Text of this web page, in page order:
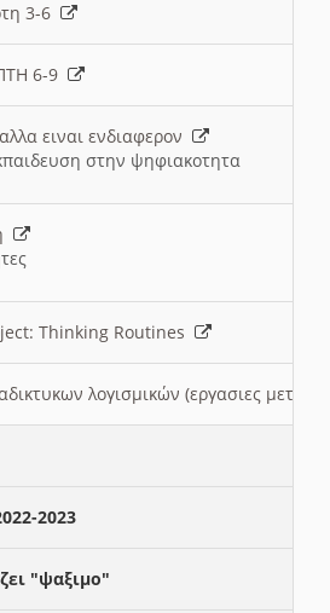
3-6
6-9
ειναι ενδιαφερον
στην ψηφιακοτητα
Thinking Routines
λογισμικών (εργασιες
2023
"ψαξιμο"